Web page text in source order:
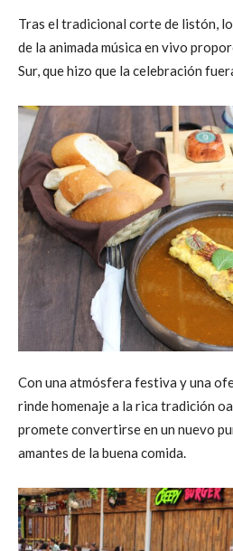
Tras el tradicional corte de listón,
de la animada música en vivo
Sur, que hizo que la celebración
Con una atmósfera festiva y una
rinde homenaje a la rica tradición
promete convertirse en un nuevo
amantes de la buena comida.